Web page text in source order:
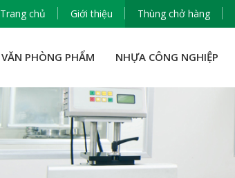
Trang chủ Giới thiệu Thùng chở hàng
VĂN PHÒNG PHẨM NHỰA CÔNG NGHIỆP